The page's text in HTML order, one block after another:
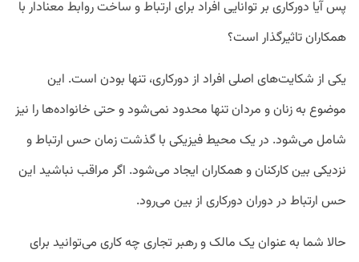
پس آیا دورکاری بر توانایی افراد برای ارتباط و ساخت روابط معنادار با
همکاران تاثیرگذار است؟
یکی از شکایت‌های اصلی افراد از دورکاری، تنها بودن است. این
موضوع به زنان و مردان تنها محدود نمی‌شود و حتی خانواده‌ها را نیز
شامل می‌شود. در یک محیط فیزیکی با گذشت زمان حس ارتباط و
نزدیکی بین کارکنان و همکاران ایجاد می‌شود. اگر مراقب نباشید این
حس ارتباط در دوران دورکاری از بین می‌رود.
حالا شما به عنوان یک مالک و رهبر تجاری چه کاری می‌توانید برای